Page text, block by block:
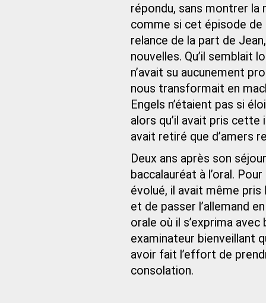
répondu, sans montrer la
comme si cet épisode de
relance de la part de
nouvelles. Qu’il semblait
n’avait su aucunement
nous transformait en
Engels n’étaient pas si
alors qu’il avait pris cette
avait retiré que d’amers
Deux ans après son
baccalauréat à l’oral.
évolué, il avait même pris
et de passer l’allemand
orale où il s’exprima
examinateur bienveillant
avoir fait l’effort de
consolation.